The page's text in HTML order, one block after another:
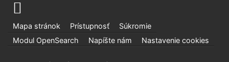
Mapa stránok Prístupnosť
Súkromie
Modul OpenSearch
Napíšte nám Nastavenie cookies